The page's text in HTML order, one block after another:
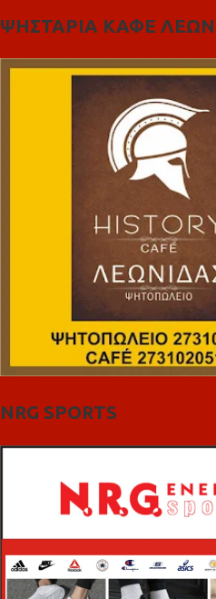
ΨΗΣΤΑΡΙΑ ΚΑΦΕ
NRG SPORTS